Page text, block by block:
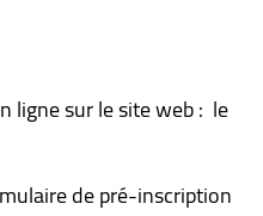
ligne sur le site web : le
de pré-inscription